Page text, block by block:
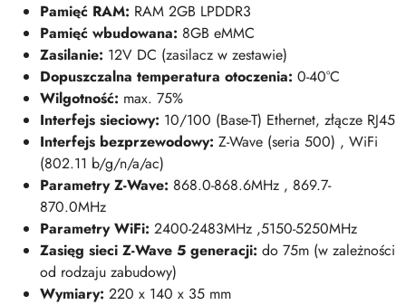
Pamięć RAM: RAM 2GB LPDDR3
Pamięć wbudowana: 8GB eMMC
Zasilanie: 12V DC (zasilacz w zestawie)
Dopuszczalna temperatura otoczenia: 0-40°C
Wilgotność: max. 75%
Interfejs sieciowy: 10/100 (Base-T) Ethernet, złącze RJ45
Interfejs bezprzewodowy: Z-Wave (seria 500) , WiFi
(802.11 b/g/n/a/ac)
Parametry Z-Wave: 868.0-868.6MHz , 869.7-
870.0MHz
Parametry WiFi: 2400-2483MHz ,5150-5250MHz
Zasięg sieci Z-Wave 5 generacji: do 75m (w zależności
od rodzaju zabudowy)
Wymiary: 220 x 140 x 35 mm